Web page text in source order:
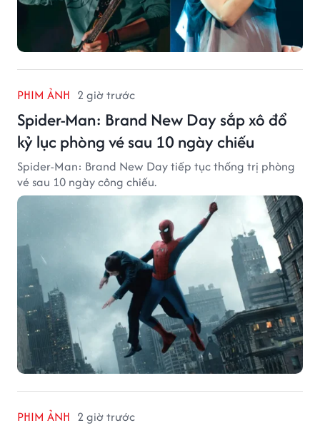
PHIM ẢNH 2 giờ trước
Spider-Man: Brand New Day sắp xô đổ
kỷ lục phòng vé sau 10 ngày chiếu
Spider-Man: Brand New Day tiếp tục thống trị phòng
vé sau 10 ngày công chiếu.
PHIM ẢNH 2 giờ trước